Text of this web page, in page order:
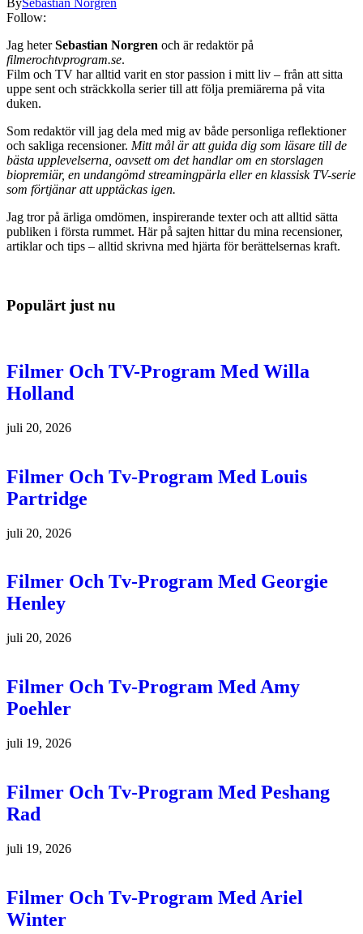
BySebastian Norgren
Follow:
Jag heterSebastian Norgren och är redaktör på
filmerochtvprogram.se.
Film och TV har alltid varit en stor passion i mitt liv – från att sitta
uppe sent och sträckkolla serier till att följa premiärerna på vita
duken.
Som redaktör vill jag dela med mig av både personliga reflektioner
och sakliga recensioner. Mitt mål är att guida dig som läsare till de
bästa upplevelserna, oavsett om det handlar om en storslagen
biopremiär, en undangömd streamingpärla eller en klassisk TV-serie
som förtjänar att upptäckas igen.
Jag tror på ärliga omdömen, inspirerande texter och att alltid sätta
publiken i första rummet. Här på sajten hittar du mina recensioner,
artiklar och tips – alltid skrivna med hjärta för berättelsernas kraft.
Populärt just nu
Filmer Och TV-Program Med Willa
Holland
juli 20, 2026
Filmer Och Tv-Program Med Louis
Partridge
juli 20, 2026
Filmer Och Tv-Program Med Georgie
Henley
juli 20, 2026
Filmer Och Tv-Program Med Amy
Poehler
juli 19, 2026
Filmer Och Tv-Program Med Peshang
Rad
juli 19, 2026
Filmer Och Tv-Program Med Ariel
Winter